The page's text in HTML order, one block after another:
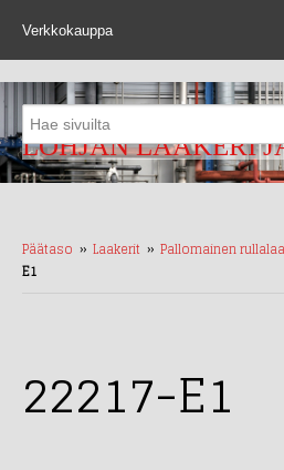
Verkkokauppa
LOHJAN LAAKERI
Päätaso ›› Laakerit ›› Pallomainen
E1
22217-E1